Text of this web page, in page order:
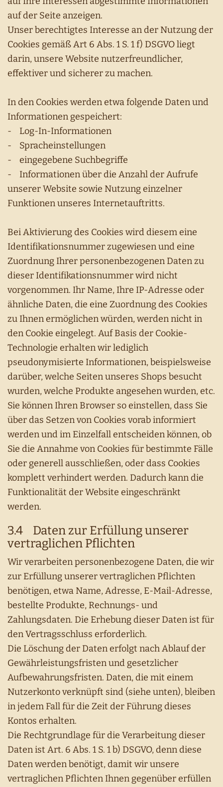
auf der Seite anzeigen.
Unser berechtigtes Interesse an der Nutzung der
Cookies gemäß Art 6 Abs. 1 S. 1 f) DSGVO liegt
darin, unsere Website nutzerfreundlicher,
effektiver und sicherer zu machen.
In den Cookies werden etwa folgende Daten und
Informationen gespeichert:
- Log-In-Informationen
- Spracheinstellungen
- eingegebene Suchbegriffe
- Informationen über die Anzahl der Aufrufe
unserer Website sowie Nutzung einzelner
Funktionen unseres Internetauftritts.
Bei Aktivierung des Cookies wird diesem eine
Identifikationsnummer zugewiesen und eine
Zuordnung Ihrer personenbezogenen Daten zu
dieser Identifikationsnummer wird nicht
vorgenommen. Ihr Name, Ihre IP-Adresse oder
ähnliche Daten, die eine Zuordnung des Cookies
zu Ihnen ermöglichen würden, werden nicht in
den Cookie eingelegt. Auf Basis der Cookie-
Technologie erhalten wir lediglich
pseudonymisierte Informationen, beispielsweise
darüber, welche Seiten unseres Shops besucht
wurden, welche Produkte angesehen wurden, etc.
Sie können Ihren Browser so einstellen, dass Sie
über das Setzen von Cookies vorab informiert
werden und im Einzelfall entscheiden können, ob
Sie die Annahme von Cookies für bestimmte Fälle
oder generell ausschließen, oder dass Cookies
komplett verhindert werden. Dadurch kann die
Funktionalität der Website eingeschränkt
werden.
3.4 Daten zur Erfüllung unserer
vertraglichen Pflichten
Wir verarbeiten personenbezogene Daten, die wir
zur Erfüllung unserer vertraglichen Pflichten
benötigen, etwa Name, Adresse, E-Mail-Adresse,
bestellte Produkte, Rechnungs- und
Zahlungsdaten. Die Erhebung dieser Daten ist für
den Vertragsschluss erforderlich.
Die Löschung der Daten erfolgt nach Ablauf der
Gewährleistungsfristen und gesetzlicher
Aufbewahrungsfristen. Daten, die mit einem
Nutzerkonto verknüpft sind (siehe unten), bleiben
in jedem Fall für die Zeit der Führung dieses
Kontos erhalten.
Die Rechtgrundlage für die Verarbeitung dieser
Daten ist Art. 6 Abs. 1 S. 1 b) DSGVO, denn diese
Daten werden benötigt, damit wir unsere
vertraglichen Pflichten Ihnen gegenüber erfüllen